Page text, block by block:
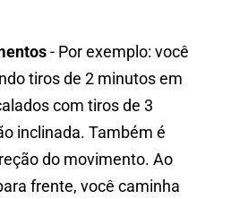
- Por exemplo: você
tiros de 2 minutos em
com tiros de 3
inclinada. Também é
do movimento. Ao
frente, você caminha